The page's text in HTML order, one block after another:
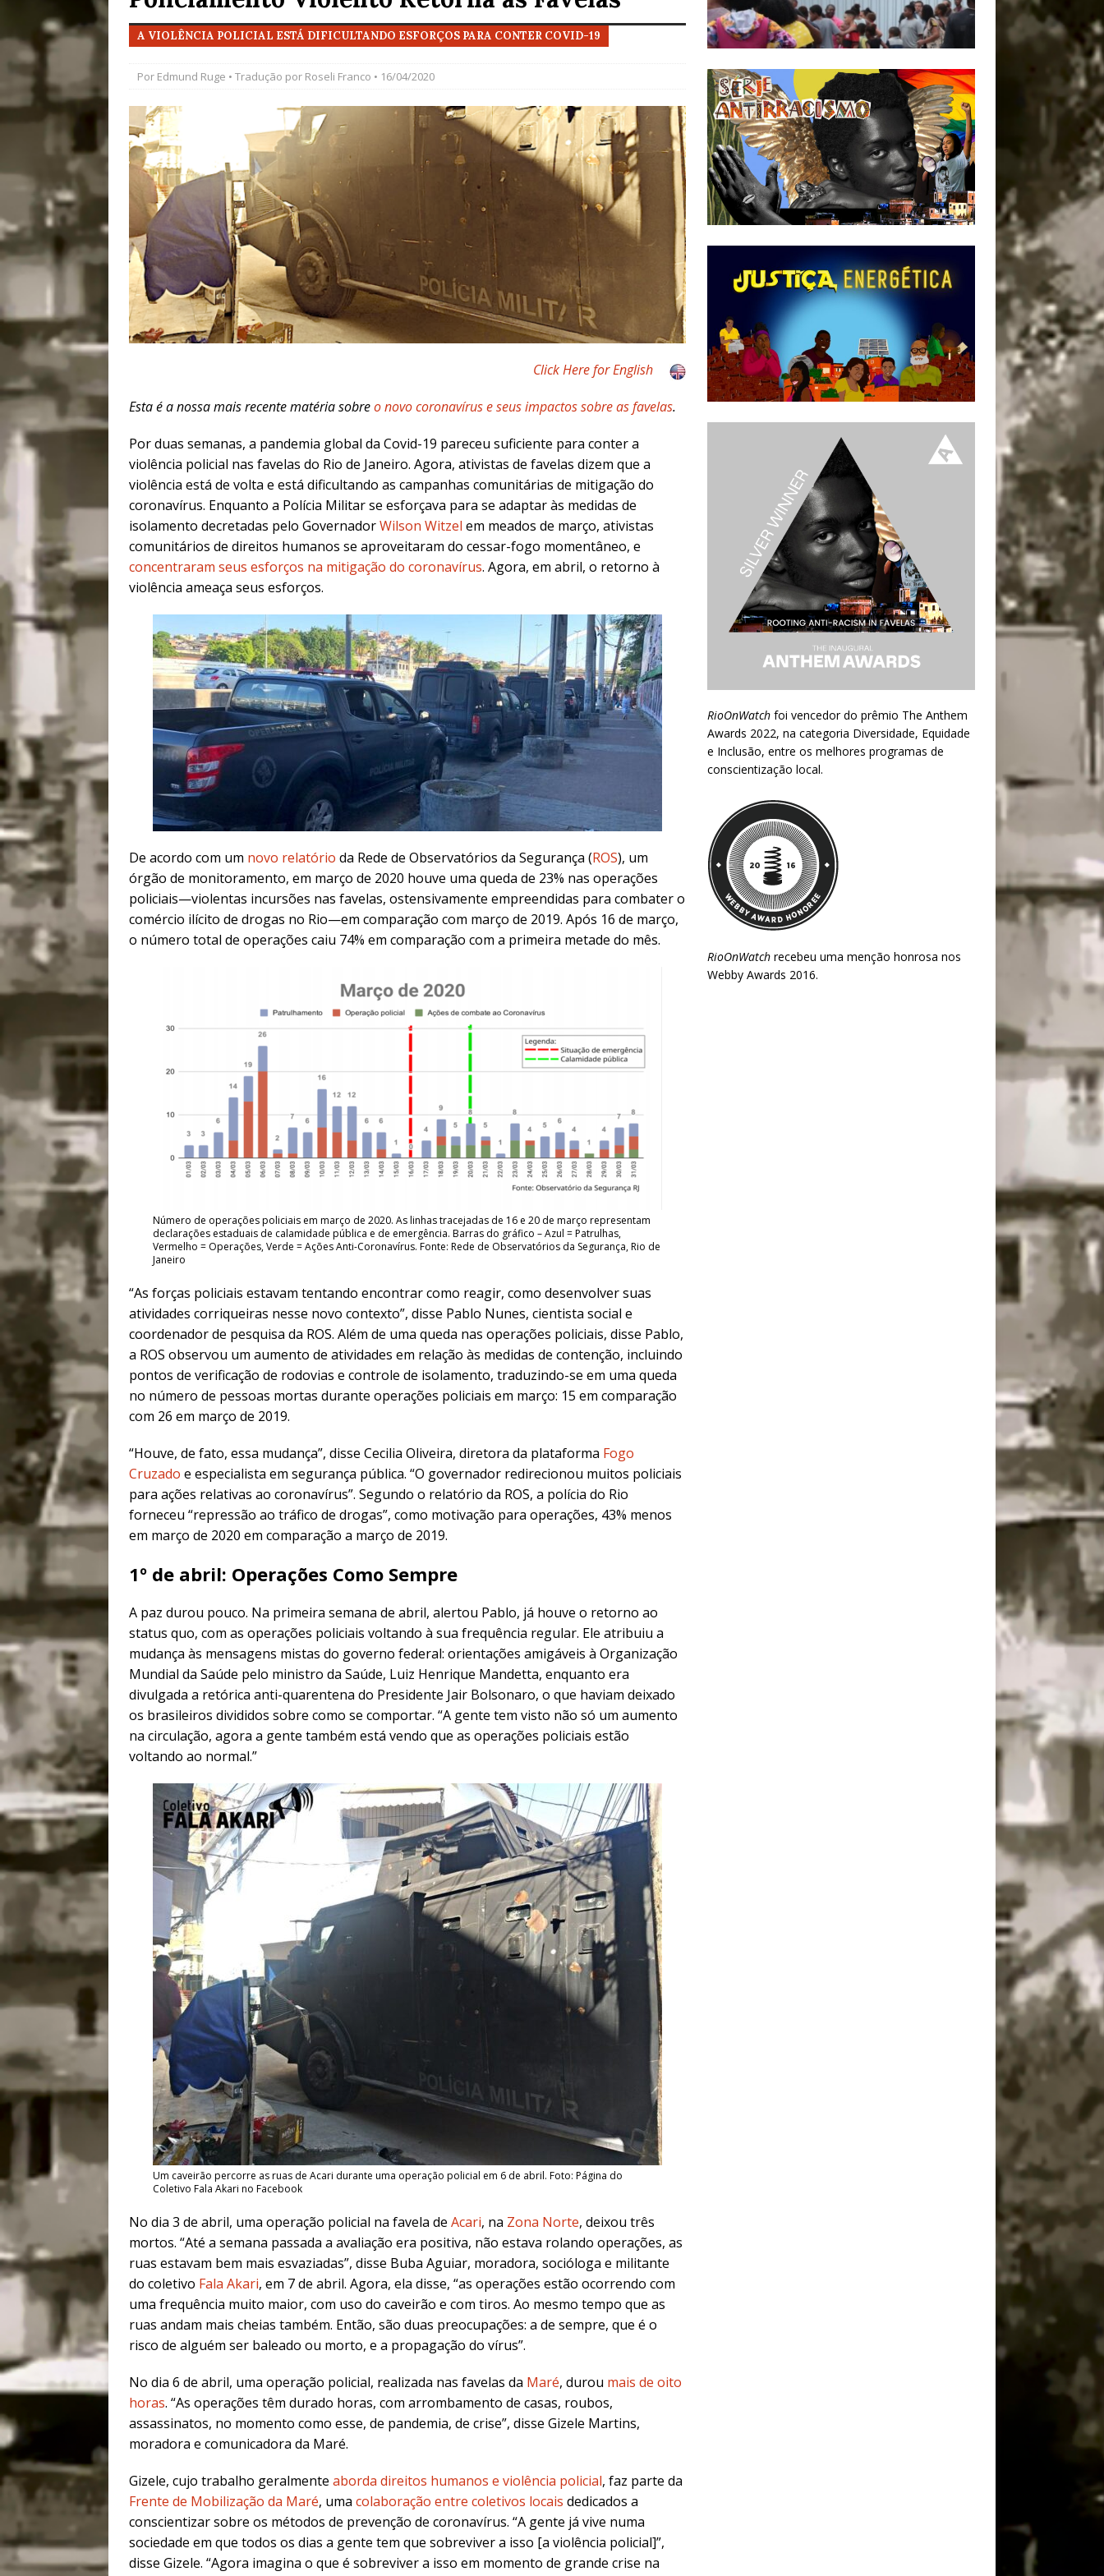
[ 28/07/2026 ] Tudo Começou com uma Praça em Ramos [OPINIÃO]
#OLHONAMÍDIA
[ 27/07/2026 ] Mutirão Agroecológico com os Povos das Águas Reúne
Coletivos para Plantio e Inauguração da Feira da Praia do Remanso
em Suruí, Magé
COBERTURA DE EVENTOS
[ 04/08/2026 ]
Trens Fluminenses, Cronicamente Abandonados,
Passam para Consórcio Nova Via Mobilidade 10 Anos Após Rio2016
#OLHONOLEGADO
A VIOLÊNCIA POLICIAL ESTÁ DIFICULTANDO ESFORÇOS PARA CONTER COVID-19
Por Edmund Ruge • Tradução por Roseli Franco • 16/04/2020
Click Here for English
Esta é a nossa mais recente matéria sobreo novo coronavírus e seus impactos sobre as favelas.
Por duas semanas, a pandemia global da Covid-19 pareceu suficiente para conter a
violência policial nas favelas do Rio de Janeiro. Agora, ativistas de favelas dizem que a
violência está de volta e está dificultando as campanhas comunitárias de mitigação do
coronavírus. Enquanto a Polícia Militar se esforçava para se adaptar às medidas de
isolamento decretadas pelo GovernadorWilson Witzel em meados de março, ativistas
comunitários de direitos humanos se aproveitaram do cessar-fogo momentâneo, e
concentraram seus esforços na mitigação do coronavírus. Agora, em abril, o retorno à
violência ameaça seus esforços.
De acordo com um novo relatório da Rede de Observatórios da Segurança (ROS), um
órgão de monitoramento, em março de 2020 houve uma queda de 23% nas operações
policiais—violentas incursões nas favelas, ostensivamente empreendidas para combater o
comércio ilícito de drogas no Rio—em comparação com março de 2019. Após 16 de março,
o número total de operações caiu 74% em comparação com a primeira metade do mês.
Número de operações policiais em março de 2020. As linhas tracejadas de 16 e 20 de março representam
declarações estaduais de calamidade pública e de emergência. Barras do gráfico – Azul = Patrulhas,
Vermelho = Operações, Verde = Ações Anti-Coronavírus. Fonte: Rede de Observatórios da Segurança, Rio de
Janeiro
“As forças policiais estavam tentando encontrar como reagir, como desenvolver suas
atividades corriqueiras nesse novo contexto”, disse Pablo Nunes, cientista social e
coordenador de pesquisa da ROS. Além de uma queda nas operações policiais, disse Pablo,
a ROS observou um aumento de atividades em relação às medidas de contenção, incluindo
pontos de verificação de rodovias e controle de isolamento, traduzindo-se em uma queda
no número de pessoas mortas durante operações policiais em março: 15 em comparação
com 26 em março de 2019.
“Houve, de fato, essa mudança”, disse Cecilia Oliveira, diretora da plataforma Fogo
Cruzado e especialista em segurança pública. “O governador redirecionou muitos policiais
para ações relativas ao coronavírus”. Segundo o relatório da ROS, a polícia do Rio
forneceu “repressão ao tráfico de drogas”, como motivação para operações, 43% menos
em março de 2020 em comparação a março de 2019.
1º de abril: Operações Como Sempre
A paz durou pouco. Na primeira semana de abril, alertou Pablo, já houve o retorno ao
status quo, com as operações policiais voltando à sua frequência regular. Ele atribuiu a
mudança às mensagens mistas do governo federal: orientações amigáveis à Organização
Mundial da Saúde pelo ministro da Saúde, Luiz Henrique Mandetta, enquanto era
divulgada a retórica anti-quarentena do Presidente Jair Bolsonaro, o que haviam deixado
os brasileiros divididos sobre como se comportar. “A gente tem visto não só um aumento
na circulação, agora a gente também está vendo que as operações policiais estão
voltando ao normal.”
Um caveirão percorre as ruas de Acari durante uma operação policial em 6 de abril. Foto: Página do
Coletivo Fala Akari no Facebook
No dia 3 de abril, uma operação policial na favela de Acari, na Zona Norte, deixou três
mortos. “Até a semana passada a avaliação era positiva, não estava rolando operações, as
ruas estavam bem mais esvaziadas”, disse Buba Aguiar, moradora, socióloga e militante
do coletivo Fala Akari, em 7 de abril. Agora, ela disse, “as operações estão ocorrendo com
uma frequência muito maior, com uso do caveirão e com tiros. Ao mesmo tempo que as
ruas andam mais cheias também. Então, são duas preocupações: a de sempre, que é o
risco de alguém ser baleado ou morto, e a propagação do vírus”.
No dia 6 de abril, uma operação policial, realizada nas favelas da Maré, durou mais de oito
horas. “As operações têm durado horas, com arrombamento de casas, roubos,
assassinatos, no momento como esse, de pandemia, de crise”, disse Gizele Martins,
moradora e comunicadora da Maré.
Gizele, cujo trabalho geralmente aborda direitos humanos e violência policial, faz parte da
Frente de Mobilização da Maré, uma colaboração entre coletivos locais dedicados a
conscientizar sobre os métodos de prevenção de coronavírus. “A gente já vive numa
sociedade em que todos os dias a gente tem que sobreviver a isso [a violência policial]”,
disse Gizele. “Agora imagina o que é sobreviver a isso em momento de grande crise na
RioOnWatchfoi vencedor do prêmio The Anthem
Awards 2022, na categoria Diversidade, Equidade
e Inclusão, entre os melhores programas de
conscientização local.
RioOnWatchrecebeu uma menção honrosa nos
Webby Awards 2016.